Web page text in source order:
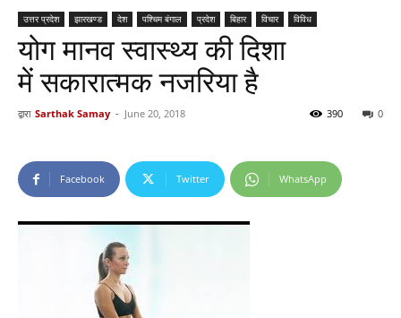
उत्तर प्रदेश झारखण्ड देश पश्चिम बंगाल प्रदेश बिहार विचार विविध
योग मानव स्वास्थ्य की दिशा
में सकारात्मक नजरिया है
द्वारा Sarthak Samay - June 20, 2018 0
390
Facebook Twitter WhatsApp